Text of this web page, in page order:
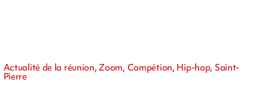
Actualité de la réunion, Zoom, Compétion, Hip-hop, Saint-
Pierre